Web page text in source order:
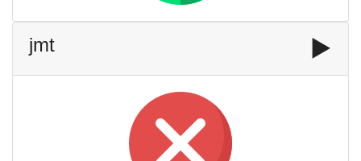
jmt ▶️